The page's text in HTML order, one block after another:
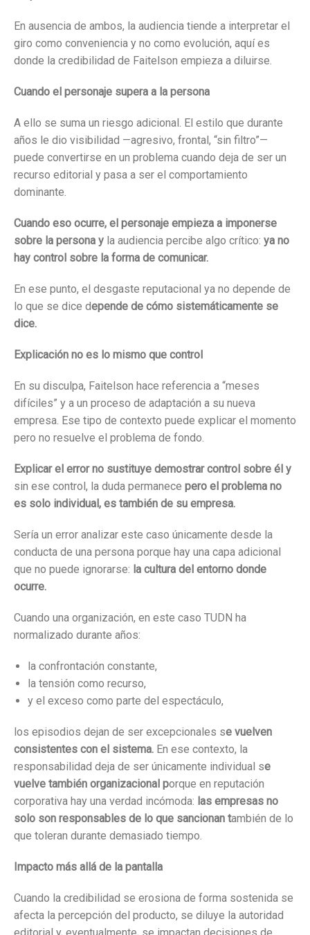
En ausencia de ambos, la audiencia tiende a interpretar el
giro como conveniencia y no como evolución, aquí es
donde la credibilidad de Faitelson empieza a diluirse.
Cuando el personaje supera a la persona
A ello se suma un riesgo adicional. El estilo que durante
años le dio visibilidad —agresivo, frontal, “sin filtro”—
puede convertirse en un problema cuando deja de ser un
recurso editorial y pasa a ser el comportamiento
dominante.
Cuando eso ocurre, el personaje empieza a imponerse
sobre la persona y la audiencia percibe algo crítico: ya no
hay control sobre la forma de comunicar.
En ese punto, el desgaste reputacional ya no depende de
lo que se dice depende de cómo sistemáticamente se
dice.
Explicación no es lo mismo que control
En su disculpa, Faitelson hace referencia a “meses
difíciles” y a un proceso de adaptación a su nueva
empresa. Ese tipo de contexto puede explicar el momento
pero no resuelve el problema de fondo.
Explicar el error no sustituye demostrar control sobre él y
sin ese control, la duda permanece pero el problema no
es solo individual, es también de su empresa.
Sería un error analizar este caso únicamente desde la
conducta de una persona porque hay una capa adicional
que no puede ignorarse: la cultura del entorno donde
ocurre.
Cuando una organización, en este caso TUDN ha
normalizado durante años:
la confrontación constante,
la tensión como recurso,
y el exceso como parte del espectáculo,
los episodios dejan de ser excepcionales se vuelven
consistentes con el sistema. En ese contexto, la
responsabilidad deja de ser únicamente individual se
vuelve también organizacional porque en reputación
corporativa hay una verdad incómoda: las empresas no
solo son responsables de lo que sancionan también de lo
que toleran durante demasiado tiempo.
Impacto más allá de la pantalla
Cuando la credibilidad se erosiona de forma sostenida se
afecta la percepción del producto, se diluye la autoridad
editorial y, eventualmente, se impactan decisiones de